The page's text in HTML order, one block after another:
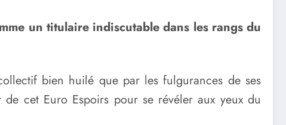
un titulaire indiscutable dans les rangs du
bien huilé que par les fulgurances de ses
cet Euro Espoirs pour se révéler aux yeux du